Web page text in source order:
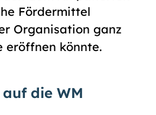
Fördermittel
Organisation ganz
eröffnen könnte.
die WM